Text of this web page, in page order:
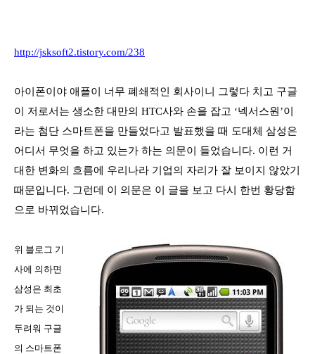
http://jsksoft2.tistory.com/238
아이폰이야 애플이 너무 폐쇄적인 회사이니 그렇다 치고 구글
이 저로서는 생소한 대만의 HTC사와 손을 잡고 ‘넥서스원 ’이
라는 첨단 스마트폰을 만들었다고 발표했을 때 도대체 삼성은
어디서 무엇을 하고 있는가 하는 의문이 들었습니다. 이런 거
대한 변화의 흐름에 우리나라 기업의 자리가 잘 보이지 않았기
때문입니다. 그런데 이 의문은 이 글을 보고 다시 한번 황당함
으로 바뀌었습니다.
위 블로그 기
사에 의하면
삼성은 최초
가 되는 것이
두려워 구글
의 스마트폰